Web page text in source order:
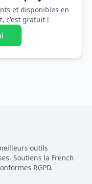
et disponibles en
c'est gratuit !
outils
Soutiens la French
RGPD.